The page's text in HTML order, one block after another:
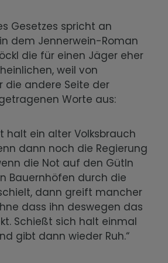
Gesetzes spricht an
dem Jennerwein-Roman
die für einen Jäger eher
weil von
die andere Seite der
Worte aus:
halt ein alter Volksbrauch
dann noch die Regierung
die Not auf den Gütln
Bauernhöfen durch die
dann greift mancher
dass ihn deswegen das
Schießt sich halt einmal
gibt dann wieder Ruh.“